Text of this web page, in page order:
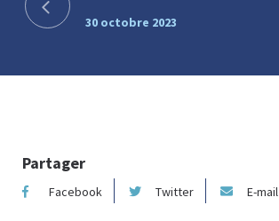
30 octobre 2023
Partager
Facebook Twitter E-mail